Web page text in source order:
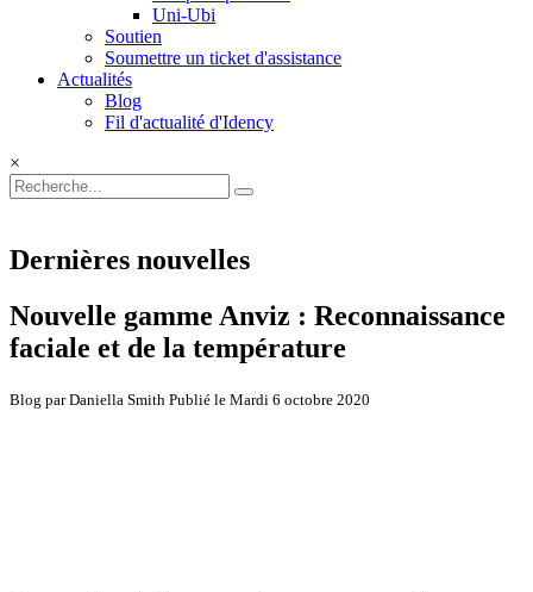
Uni-Ubi
Soutien
Soumettre un ticket d'assistance
Actualités
Blog
Fil d'actualité d'Idency
×
Dernières nouvelles
Nouvelle gamme Anviz : Reconnaissance
faciale et de la température
Blog par Daniella Smith Publié le Mardi 6 octobre 2020